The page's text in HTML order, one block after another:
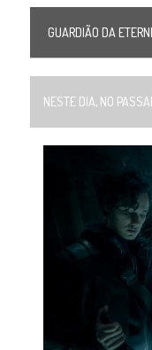
GUARDIÃO DA
NESTE DIA, NO